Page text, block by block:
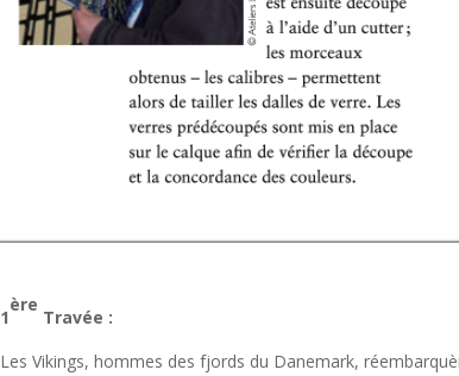
1
ère
Travée :
Les Vikings, hommes des fjords du Danemark,